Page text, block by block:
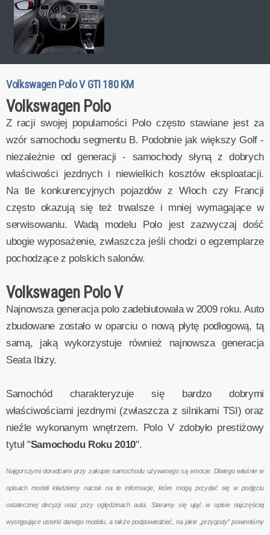
Volkswagen Polo V GTI 180 KM
Volkswagen Polo
Z racji swojej popularności Polo często stawiane jest za
wzór samochodu segmentu B. Podobnie jak większy Golf -
niezależnie od generacji - samochody słyną z dobrych
właściwości jezdnych i niewielkich kosztów eksploatacji.
Na tle konkurencyjnych pojazdów z Włoch czy Francji
często okazują się też trwalsze i mniej wymagające w
serwisowaniu. Wadą modelu Polo jest zazwyczaj dość
ubogie wyposażenie, zwłaszcza jeśli chodzi o egzemplarze
pochodzące z polskich salonów.
Volkswagen Polo V
Najnowsza generacja polo zadebiutowała w 2009 roku. Auto
zbudowane zostało w oparciu o nową płytę podłogową, tą
samą, jaką wykorzystuje również najnowsza generacja
Seata Ibizy.
Samochód charakteryzuje się bardzo dobrymi
właściwościami jezdnymi (zwłaszcza z silnikami TSI) oraz
nieźle wykonanym wnętrzem. Polo V zdobyło prestiżowy
tytuł "Samochodu Roku 2010".
Najgorszymi doradcami przy zakupie samochodu używanego są emocje. Dlatego właśnie w
opisach modeli kładziemy nacisk na te informacje, które mogą przydać się w podjęciu
ostatecznej decyzji oraz przy oględzinach auta. Staramy się ująć w opisie najczęściej
występujące usterki danego modelu, a także podpowiedzieć, na jakie „przygody” powinniśmy